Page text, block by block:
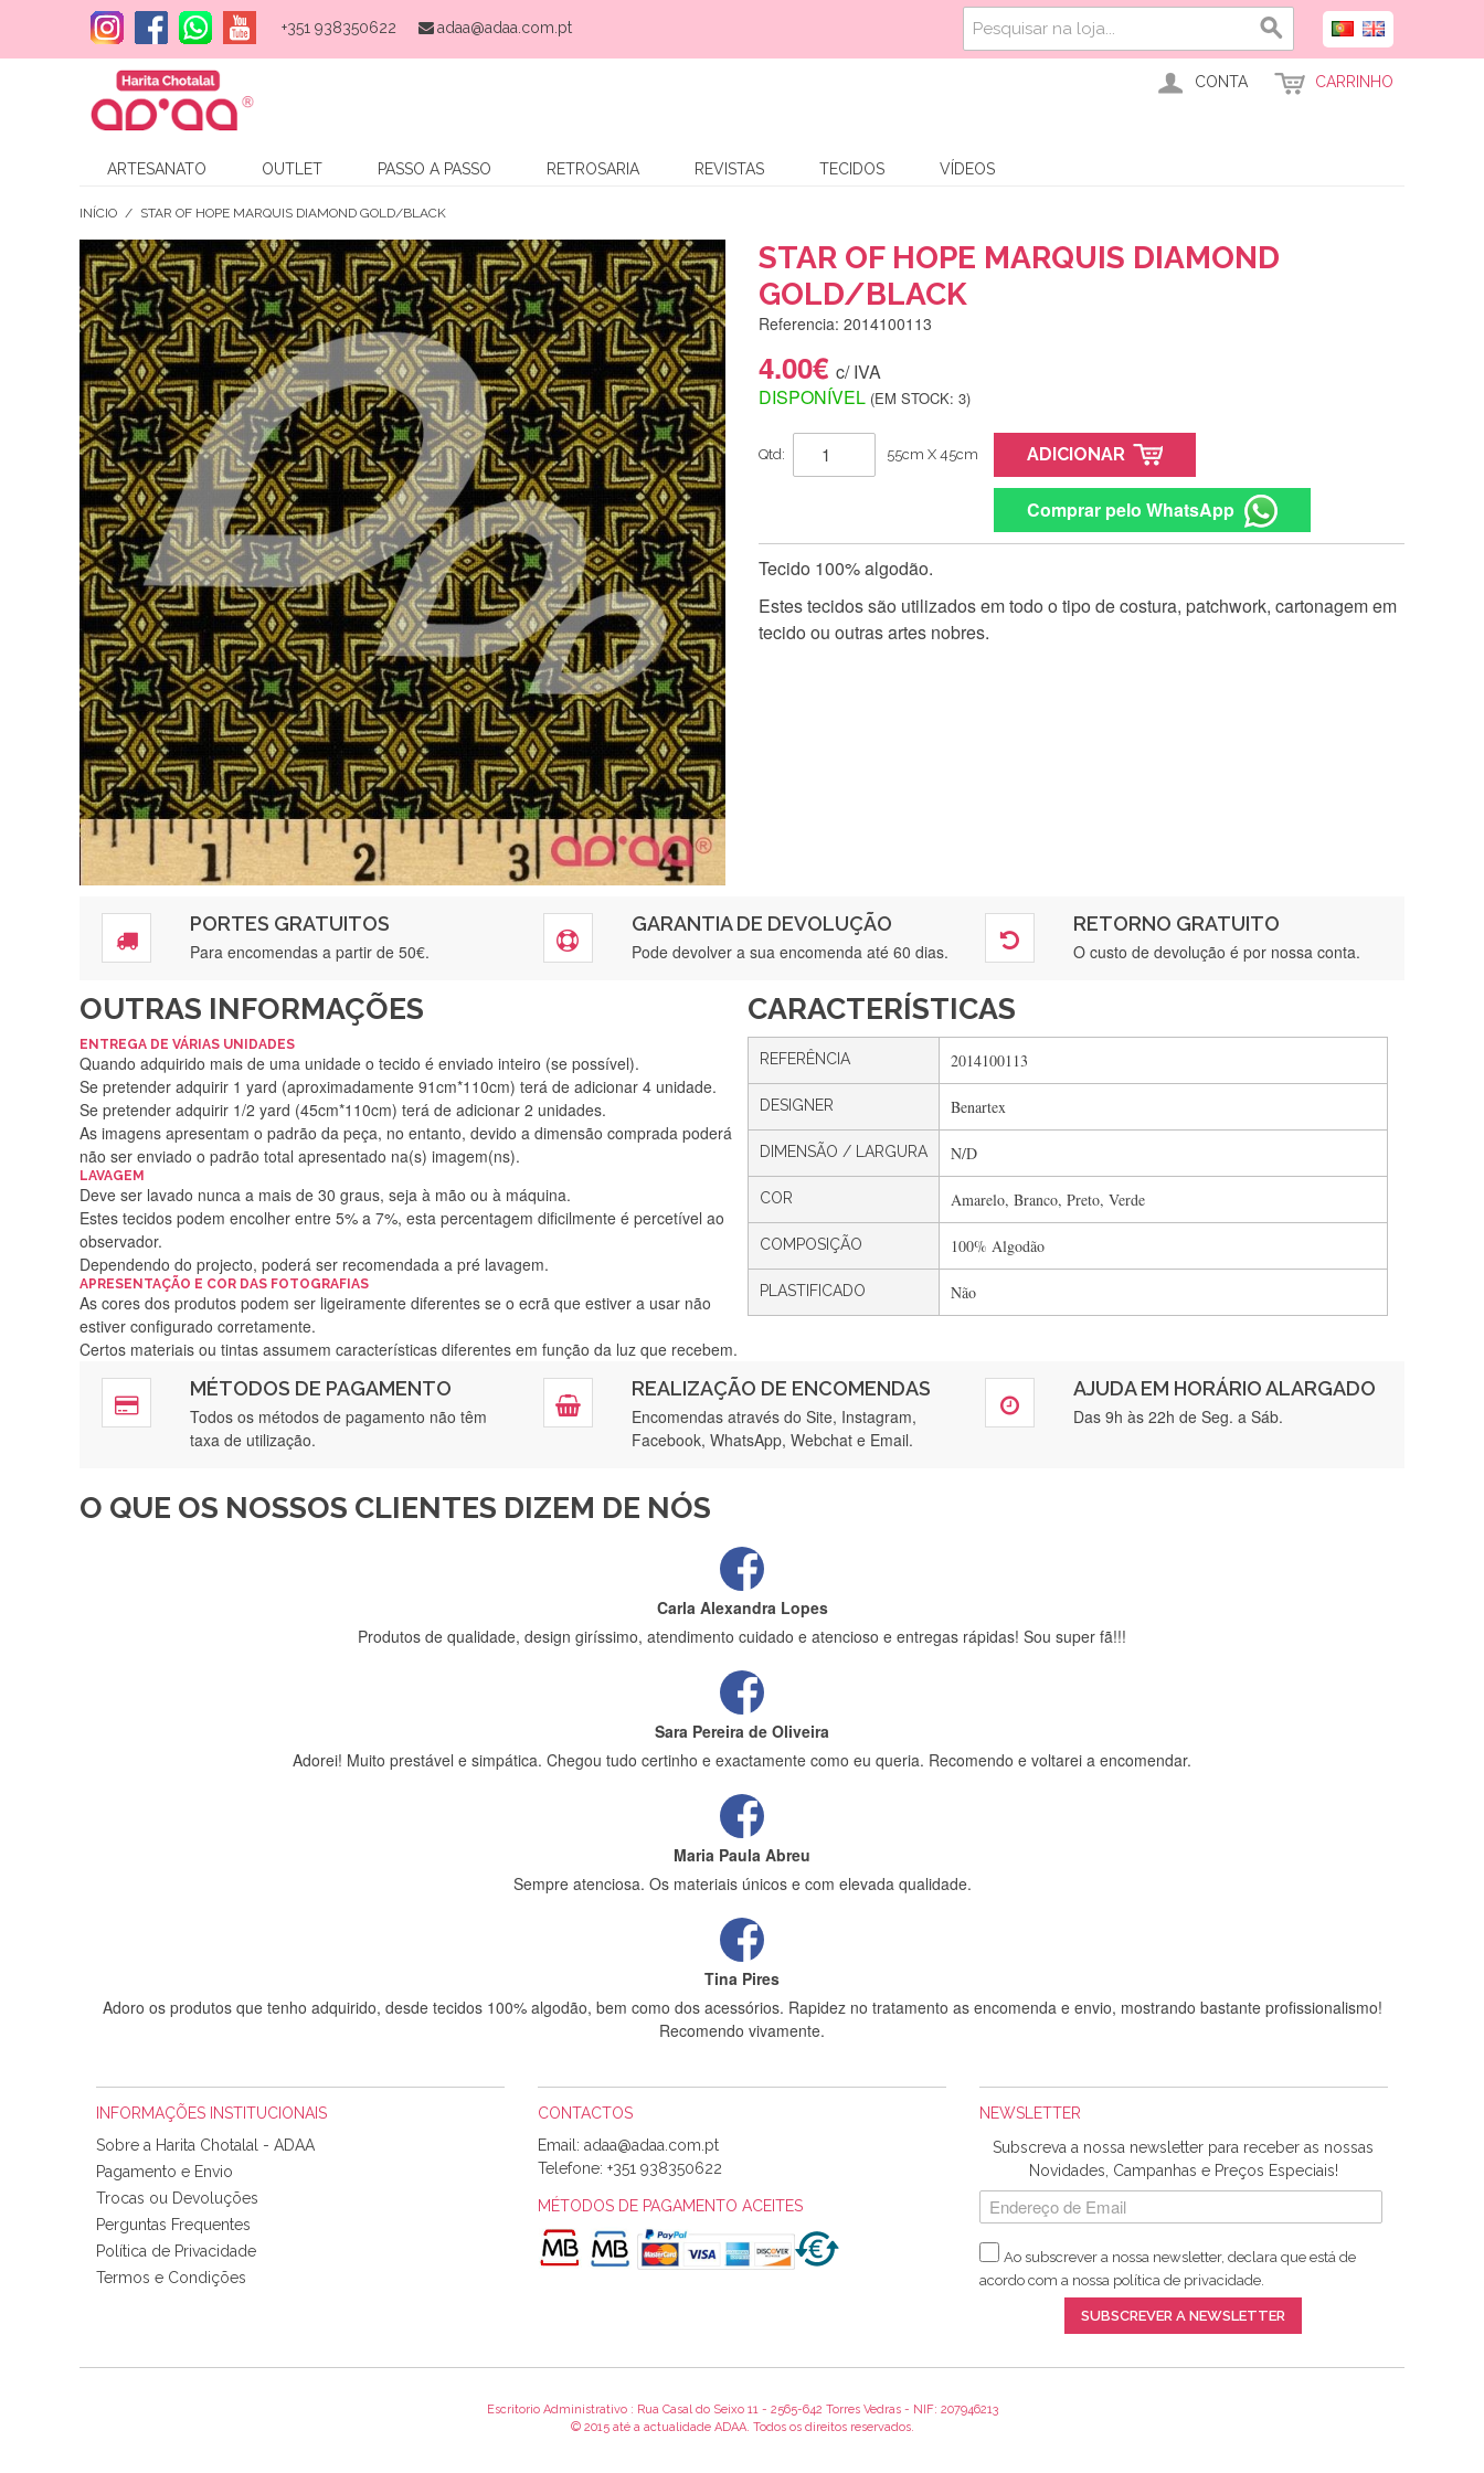
+351 938350622 adaa@adaa.com.pt
CONTA CARRINHO
ARTESANATO OUTLET PASSO A PASSO RETROSARIA REVISTAS TECIDOS VÍDEOS
INÍCIO / STAR OF HOPE MARQUIS DIAMOND GOLD/BLACK
STAR OF HOPE MARQUIS DIAMOND
GOLD/BLACK
Referencia: 2014100113
4.00€ c/ IVA
DISPONÍVEL (EM STOCK: 3)
Qtd: 55cm X 45cm ADICIONAR
Comprar pelo WhatsApp
Tecido 100% algodão.
Estes tecidos são utilizados em todo o tipo de costura, patchwork, cartonagem em
tecido ou outras artes nobres.
PORTES GRATUITOS
Para encomendas a partir de 50€.
GARANTIA DE DEVOLUÇÃO
Pode devolver a sua encomenda até 60 dias.
RETORNO GRATUITO
O custo de devolução é por nossa conta.
OUTRAS INFORMAÇÕES
ENTREGA DE VÁRIAS UNIDADES
Quando adquirido mais de uma unidade o tecido é enviado inteiro (se possível).
Se pretender adquirir 1 yard (aproximadamente 91cm*110cm) terá de adicionar 4 unidade.
Se pretender adquirir 1/2 yard (45cm*110cm) terá de adicionar 2 unidades.
As imagens apresentam o padrão da peça, no entanto, devido a dimensão comprada poderá
não ser enviado o padrão total apresentado na(s) imagem(ns).
LAVAGEM
Deve ser lavado nunca a mais de 30 graus, seja à mão ou à máquina.
Estes tecidos podem encolher entre 5% a 7%, esta percentagem dificilmente é percetível ao
observador.
Dependendo do projecto, poderá ser recomendada a pré lavagem.
APRESENTAÇÃO E COR DAS FOTOGRAFIAS
As cores dos produtos podem ser ligeiramente diferentes se o ecrã que estiver a usar não
estiver configurado corretamente.
Certos materiais ou tintas assumem características diferentes em função da luz que recebem.
CARACTERÍSTICAS
REFERÊNCIA 2014100113
DESIGNER Benartex
DIMENSÃO / LARGURA N/D
COR Amarelo, Branco, Preto, Verde
COMPOSIÇÃO 100% Algodão
PLASTIFICADO Não
MÉTODOS DE PAGAMENTO
Todos os métodos de pagamento não têm
taxa de utilização.
REALIZAÇÃO DE ENCOMENDAS
Encomendas através do Site, Instagram,
Facebook, WhatsApp, Webchat e Email.
AJUDA EM HORÁRIO ALARGADO
Das 9h às 22h de Seg. a Sáb.
O QUE OS NOSSOS CLIENTES DIZEM DE NÓS
Silvia Lopes
Encomenda direitinha. Rapidez e segurança. Volto a encomendar.
Silvia André
Gostei ,Serviço bastante rápido. recomendo
Filipa Freire
Rápido, atendimento 5*. Hoje chegará a segunda encomenda feita de muitas certamente❤️
Recebi a minha encomenda, rápida entrega e vinha muito bem protegida para o transporte, muito obrigada , serviço 5 estrelas
Carla Alexandra Lopes
Produtos de qualidade, design giríssimo, atendimento cuidado e atencioso e entregas rápidas! Sou super fã!!!
Sara Pereira de Oliveira
Adorei! Muito prestável e simpática. Chegou tudo certinho e exactamente como eu queria. Recomendo e voltarei a encomendar.
Maria Paula Abreu
Sempre atenciosa. Os materiais únicos e com elevada qualidade.
Tina Pires
Adoro os produtos que tenho adquirido, desde tecidos 100% algodão, bem como dos acessórios. Rapidez no tratamento as encomenda e envio, mostrando bastante profissionalismo!
Recomendo vivamente.
Sílvia Maria Bernardino Mestre
Informo que recebi hoje a encomenda, gostei muito dos tecidos.
Rosa Medeiros
Tudo chegou em condições, pois os produtos vieram muito bem acondicionados. Estou plenamente satisfeita com os produtos adquiridos. Relativamente à bolsa, tem um tecido com um
padrão e cores muito bonitas e a execução está perfeitíssima. Futuramente penso voltar a comprar na vossa loja, têm excelentes artigos a um preço muito justo. A expedição da
Alexandra Morais
INFORMAÇÕES INSTITUCIONAIS
Sobre a Harita Chotalal - ADAA
Pagamento e Envio
Trocas ou Devoluções
Perguntas Frequentes
Política de Privacidade
Termos e Condições
CONTACTOS
Email:
Telefone: +351 938350622
MÉTODOS DE PAGAMENTO ACEITES
NEWSLETTER
Subscreva a nossa newsletter para receber as nossas
Novidades, Campanhas e Preços Especiais!
Ao subscrever a nossa newsletter, declara que está de
acordo com a nossa política de privacidade.
SUBSCREVER A NEWSLETTER
Escritorio Administrativo : Rua Casal do Seixo 11 - 2565-642 Torres Vedras - NIF: 207946213
© 2015 até a actualidade ADAA. Todos os direitos reservados.